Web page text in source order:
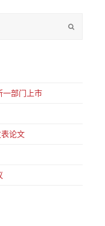
一部门上市
表论文